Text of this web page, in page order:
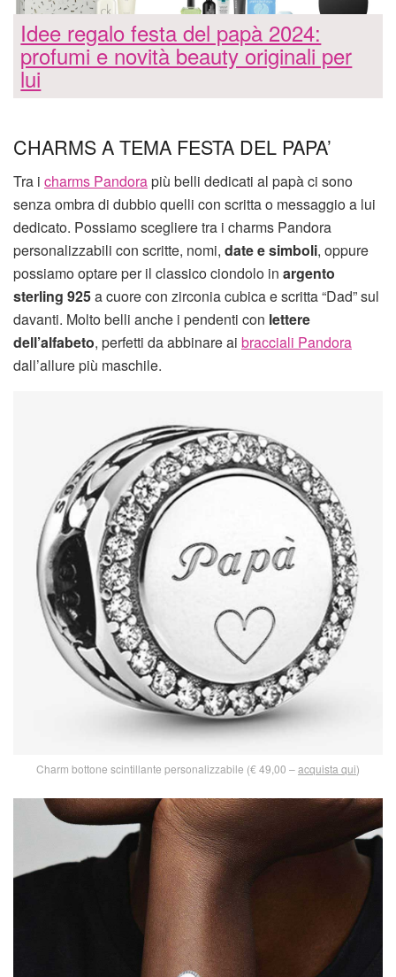
Idee regalo festa del papà 2024:
profumi e novità beauty originali per
lui
CHARMS A TEMA FESTA DEL PAPA’
Tra i charms Pandorapiù belli dedicati al papà ci sono
senza ombra di dubbio quelli con scritta o messaggio a lui
dedicato. Possiamo scegliere tra i charms Pandora
personalizzabili con scritte, nomi, date e simboli, oppure
possiamo optare per il classico ciondolo in argento
sterling 925a cuore con zirconia cubica e scritta “Dad” sul
davanti. Molto belli anche i pendenti con lettere
dell’alfabeto, perfetti da abbinare ai bracciali Pandora
dall’allure più maschile.
Charm bottone scintillante personalizzabile (€ 49,00 –acquista qui)